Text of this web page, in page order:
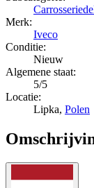
Merk:
Iveco
Conditie:
Nieuw
Algemene staat:
5/5
Locatie:
Lipka, Polen